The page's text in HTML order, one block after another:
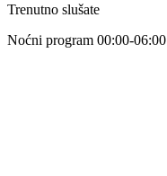
Trenutno slušate
Noćni program 00:00-06:00